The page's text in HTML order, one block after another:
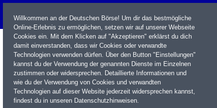
Name / WKN / ISIN / Kürzel
Willkommen an der Deutschen Börse! Um dir das bestmögliche
Online-Erlebnis zu ermöglichen, setzen wir auf unserer Webseite
Cookies ein. Mit dem Klicken auf "Akzeptieren" erklärst du dich
damit einverstanden, dass wir Cookies oder verwandte
Technologien verwenden dürfen. Über den Button "Einstellungen"
kannst du der Verwendung der genannten Dienste im Einzelnen
zustimmen oder widersprechen. Detaillierte Informationen und
wie du der Verwendung von Cookies und verwandten
Technologien auf dieser Website jederzeit widersprechen kannst,
findest du in unseren Datenschutzhinweisen.